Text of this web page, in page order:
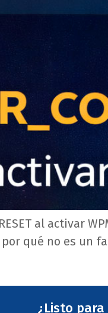
al activar
por qué no es un
¿Listo para